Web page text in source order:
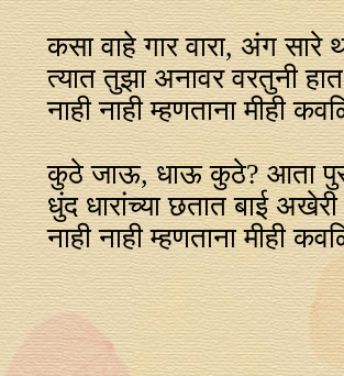
कसा वाहे गार वारा, अंग सारे
त्यात तुझा अनावर वरतुनी
नाही नाही म्हणताना मीही
कुठे जाऊ, धाऊ कुठे? आता
धुंद धारांच्या छतात बाई
नाही नाही म्हणताना मीही